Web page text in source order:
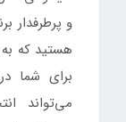
هستید که
برای شما
می‌تواند